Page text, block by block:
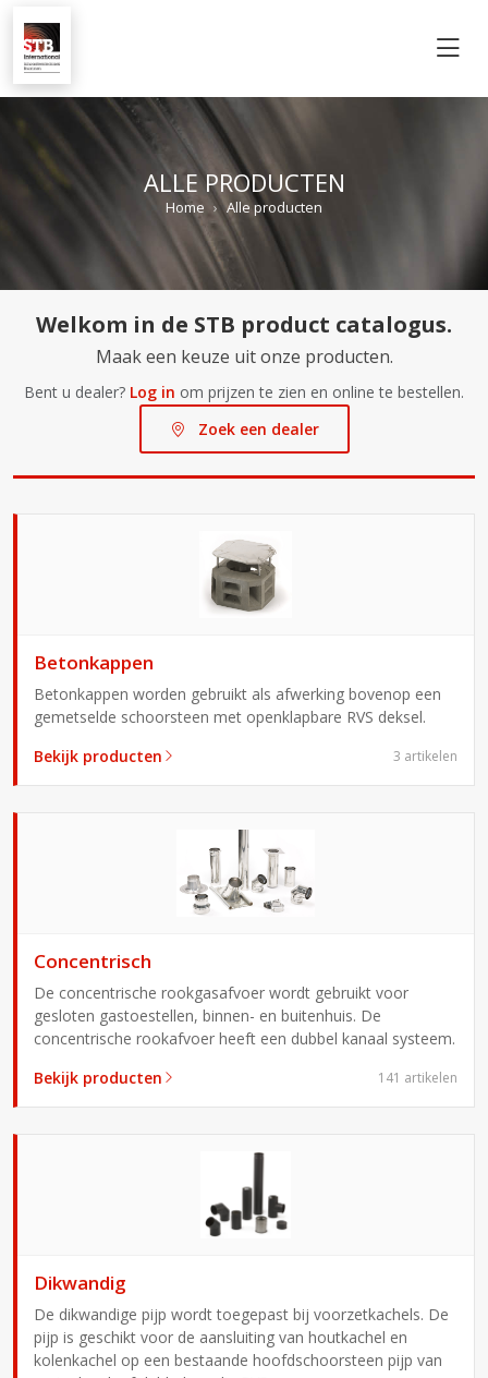
ALLE PRODUCTEN
Home Alle producten
Welkom in de STB product catalogus.
Maak een keuze uit onze producten.
Bent u dealer? Log in om prijzen te zien en online te bestellen.
Zoek een dealer
Betonkappen
Betonkappen worden gebruikt als afwerking bovenop een
gemetselde schoorsteen met openklapbare RVS deksel.
Bekijk producten
3 artikelen
Concentrisch
De concentrische rookgasafvoer wordt gebruikt voor
gesloten gastoestellen, binnen- en buitenhuis. De
concentrische rookafvoer heeft een dubbel kanaal systeem.
Bekijk producten
141 artikelen
Dikwandig
De dikwandige pijp wordt toegepast bij voorzetkachels. De
pijp is geschikt voor de aansluiting van houtkachel en
kolenkachel op een bestaande hoofdschoorsteen pijp van